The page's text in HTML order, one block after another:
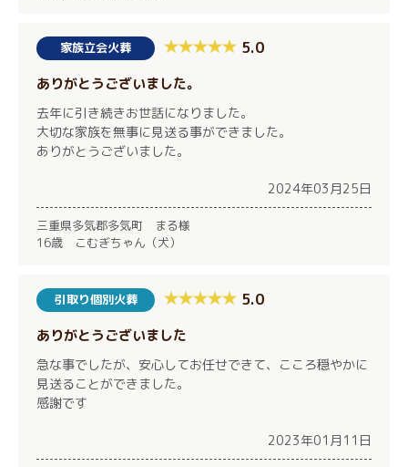
家族立会火葬 5.0
ありがとうございました。
去年に引き続きお世話になりました。
大切な家族を無事に見送る事ができました。
ありがとうございました。
2024年03月25日
三重県多気郡多気町 まる様
16歳 こむぎちゃん（犬）
引取り個別火葬 5.0
ありがとうございました
急な事でしたが、安心してお任せできて、こころ穏やかに
見送ることができました。
感謝です
2023年01月11日